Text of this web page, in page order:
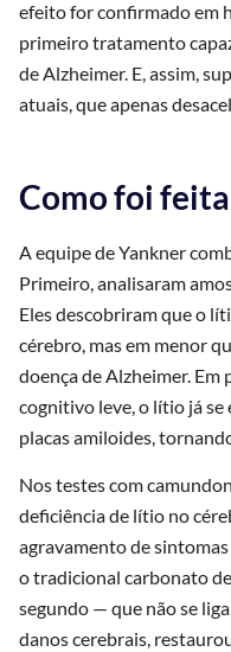
efeito for confirmado em
primeiro tratamento
de Alzheimer. E, assim,
atuais, que apenas
Como foi
A equipe de Yankner
Primeiro, analisaram
Eles descobriram que o
cérebro, mas em menor
doença de Alzheimer.
cognitivo leve, o lítio já se
placas amiloides,
Nos testes com
deficiência de lítio no
agravamento de
o tradicional carbonato
segundo — que não se
danos cerebrais,